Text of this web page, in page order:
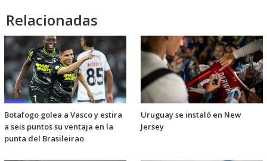
Relacionadas
Botafogo golea a Vasco y estira
a seis puntos su ventaja en la
punta del Brasileirao
Uruguay se instaló en New
Jersey